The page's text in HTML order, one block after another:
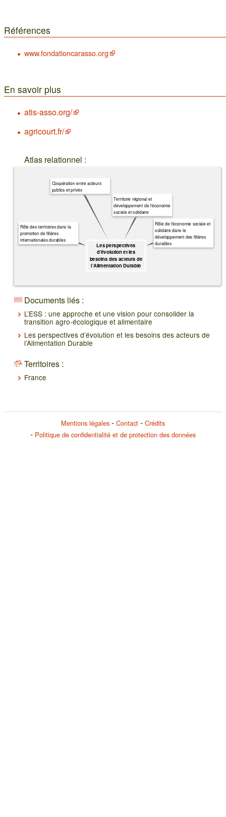
Références
www.fondationcarasso.org
En savoir plus
atis-asso.org/
agricourt.fr/
Atlas relationnel :
Les perspectives
d’évolution et les
besoins des acteurs de
l’Alimentation Durable
Rôle de l'économie sociale et
solidaire dans le
développement des filières
durables
Territoire régional et
développement de l'économie
sociale et solidaire
Coopération entre acteurs
publics et privés
Rôle des territoires dans la
promotion de filières
internationales durables
Documents liés :
L’ESS : une approche et une vision pour consolider la
transition agro-écologique et alimentaire
Les perspectives d’évolution et les besoins des acteurs de
l’Alimentation Durable
Territoires :
France
Mentions légales Contact
Crédits
Politique de confidentialité et de protection des données